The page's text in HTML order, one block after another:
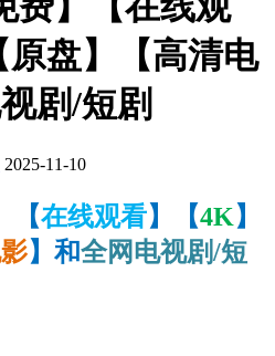
盘】【高清电
剧/短剧
2025-11-10
【在线观看】【4K】
】和全网电视剧/短